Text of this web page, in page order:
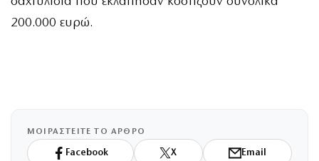
200.000 ευρώ.
ΜΟΙΡΑΣΤΕΙΤΕ ΤΟ ΑΡΘΡΟ
Facebook X Email